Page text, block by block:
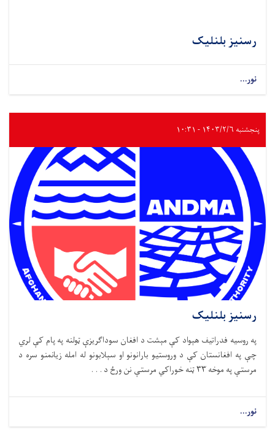
رسنیز بلنلیک
نور...
پنجشنبه ۱۴۰۳/۲/۶ - ۱۰:۳۱
رسنیز بلنلیک
په روسیه فدراتیف هېواد کې مېشت د افغان سوداګریزې ټولنه په پام کې لري
چې په افغانستان کې د وروستیو بارانونو او سېلابونو له امله زیانمنو سره د
مرستې په موخه ۳۳ ټنه خوراکي مرستې نن ورځ د . . .
نور...